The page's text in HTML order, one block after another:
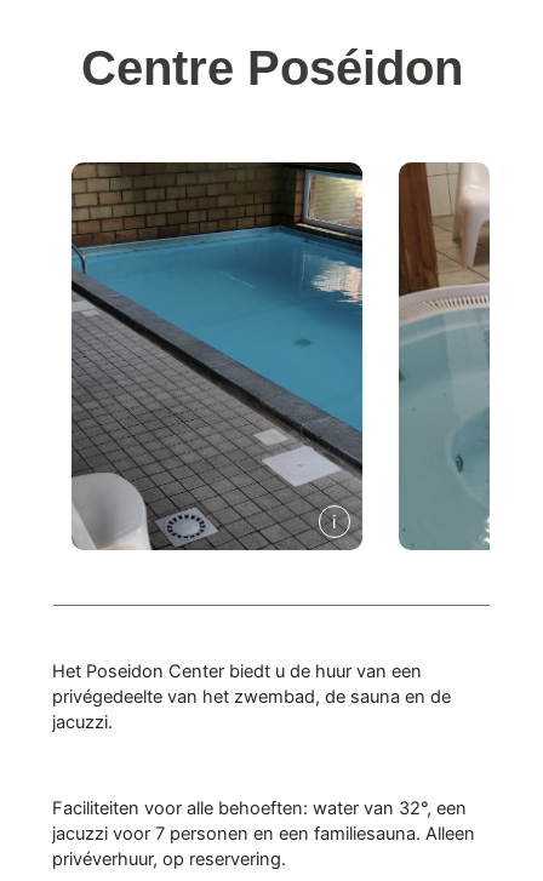
Centre Poséidon
Het Poseidon Center biedt u de huur van een
privégedeelte van het zwembad, de sauna en de
jacuzzi.
Faciliteiten voor alle behoeften: water van 32°, een
jacuzzi voor 7 personen en een familiesauna. Alleen
privéverhuur, op reservering.